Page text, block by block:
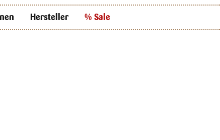
Hersteller % Sale